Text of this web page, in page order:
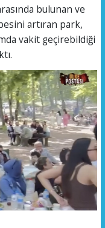
bulunan ve
artıran park,
vakit geçirebildiği